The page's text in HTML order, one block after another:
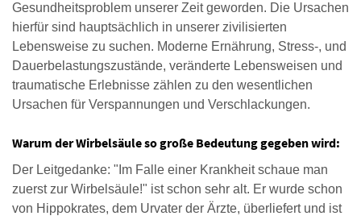
Gesundheitsproblem unserer Zeit geworden. Die Ursachen
hierfür sind hauptsächlich in unserer zivilisierten
Lebensweise zu suchen. Moderne Ernährung, Stress-, und
Dauerbelastungszustände, veränderte Lebensweisen und
traumatische Erlebnisse zählen zu den wesentlichen
Ursachen für Verspannungen und Verschlackungen.
Warum der Wirbelsäule so große Bedeutung gegeben wird:
Der Leitgedanke: "Im Falle einer Krankheit schaue man
zuerst zur Wirbelsäule!" ist schon sehr alt. Er wurde schon
von Hippokrates, dem Urvater der Ärzte, überliefert und ist